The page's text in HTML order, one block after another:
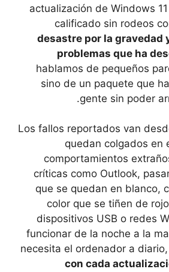
actualización de Windows
calificado sin rodeos
desastre por la gravedad
problemas que ha
hablamos de pequeños
sino de un paquete que
gente sin poder
Los fallos reportados van
quedan colgados en
comportamientos
críticas como Outlook,
que se quedan en blanco,
color que se tiñen de
dispositivos USB o redes
funcionar de la noche a la
necesita el ordenador a diario,
con cada